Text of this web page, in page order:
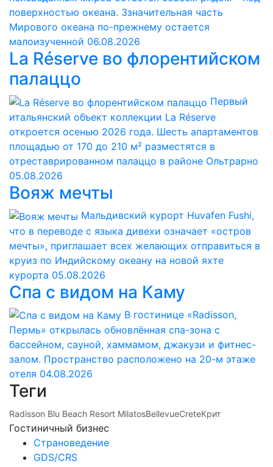
поверхностью океана. Ззначительная часть
Мирового океана по-прежнему остается
малоизученной 06.08.2026
La Réserve во флорентийском
палаццо
Первый
итальянский объект коллекции La Réserve
откроется осенью 2026 года. Шесть апартаментов
площадью от 170 до 210 м² разместятся в
отреставрированном палаццо в районе Ольтрарно
05.08.2026
Вояж мечты
Мальдивский курорт Huvafen Fushi,
что в переводе с языка дивехи означает «остров
мечты», приглашает всех желающих отправиться в
круиз по Индийскому океану на новой яхте
курорта 05.08.2026
Спа с видом на Каму
В гостинице «Radisson,
Пермь» открылась обновлённая спа-зона с
бассейном, сауной, хаммамом, джакузи и фитнес-
залом. Пространство расположено на 20-м этаже
отеля 04.08.2026
Теги
Radisson Blu Beach Resort MilatosBellevueCreteКрит
Гостиничный бизнес
Страноведение
GDS/CRS